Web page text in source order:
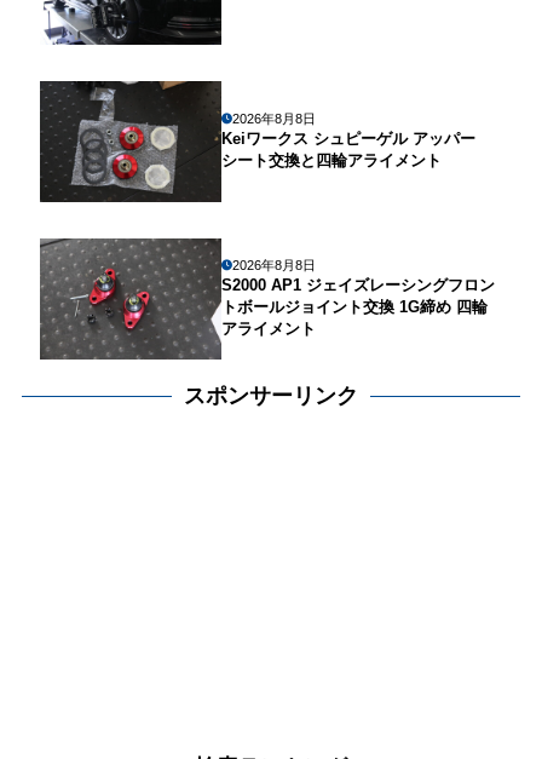
2026年8月8日
Keiワークス シュピーゲル アッパー
シート交換と四輪アライメント
2026年8月8日
S2000 AP1 ジェイズレーシングフロン
トボールジョイント交換 1G締め 四輪
アライメント
スポンサーリンク